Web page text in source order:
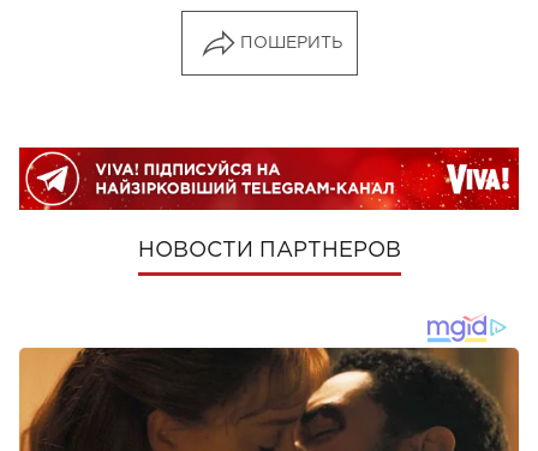
ПОШЕРИТЬ
НОВОСТИ ПАРТНЕРОВ